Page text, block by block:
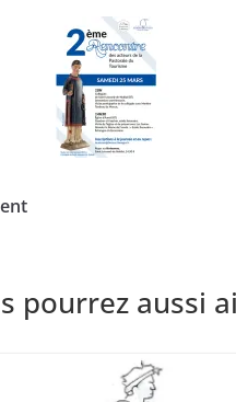
pourrez aussi